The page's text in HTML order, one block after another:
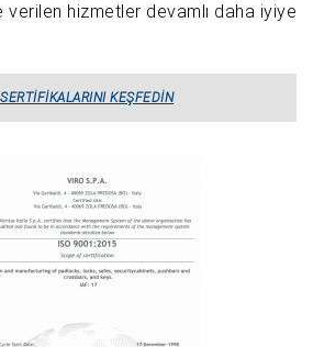
hizmetler devamlı daha iyiye
KEŞFEDIN